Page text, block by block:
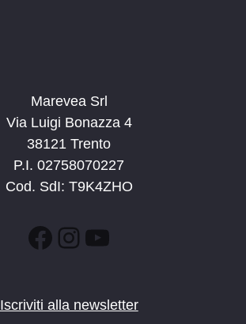
Marevea Srl
Via Luigi Bonazza 4
38121 Trento
P.I. 02758070227
Cod. SdI: T9K4ZHO
Facebook
Instagram
YouTube
Iscriviti alla newsletter